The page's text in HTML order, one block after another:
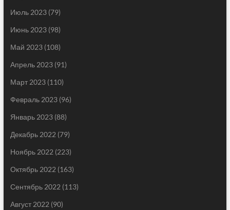
Июль 2023(79)
Июнь 2023(98)
Май 2023(108)
Апрель 2023(91)
Март 2023(110)
Февраль 2023(96)
Январь 2023(88)
Декабрь 2022 (79)
Ноябрь 2022 (223)
Октябрь 2022 (163)
Сентябрь 2022 (113)
Август 2022 (90)